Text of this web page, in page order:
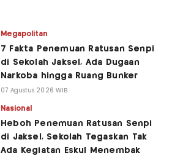
Megapolitan
7 Fakta Penemuan Ratusan Senpi
di Sekolah Jaksel, Ada Dugaan
Narkoba hingga Ruang Bunker
07 Agustus 2026 WIB
Nasional
Heboh Penemuan Ratusan Senpi
di Jaksel, Sekolah Tegaskan Tak
Ada Kegiatan Eskul Menembak